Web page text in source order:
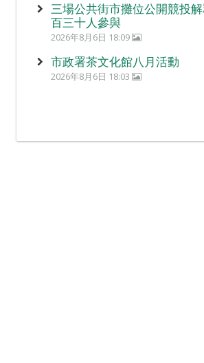
三場公共街市攤位公開競投
百三十人參與
2026年8月6日 18:09
市政署茶文化館八月活動
2026年8月6日 18:03